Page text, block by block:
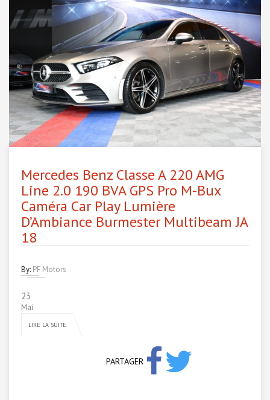
Mercedes Benz Classe A 220 AMG
Line 2.0 190 BVA GPS Pro M-Bux
Caméra Car Play Lumière
D’Ambiance Burmester Multibeam JA
18
By: PF Motors
23
Mai
LIRE LA SUITE
PARTAGER